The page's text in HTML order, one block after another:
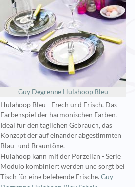
Guy Degrenne Hulahoop Bleu
Hulahoop Bleu - Frech und Frisch. Das
Farbenspiel der harmonischen Farben.
Ideal für den täglichen Gebrauch, das
Konzept der auf einander abgestimmten
Blau- und Brauntöne.
Hulahoop kann mit der Porzellan - Serie
Modulo kombiniert werden und sorgt bei
Tisch für eine belebende Frische. Guy